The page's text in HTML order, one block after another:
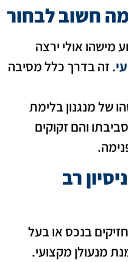
חשוב לבחור
מישהו אולי ירצה
. זה בדרך כלל מסיבה
של מנגנון בלימת
והם זקוקים
רב
בנכס או בעל
מנעולן מקצועי.